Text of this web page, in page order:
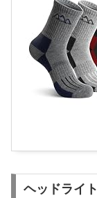
ヘッドライト